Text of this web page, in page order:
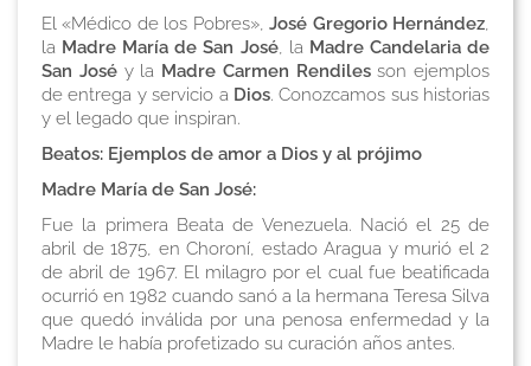
El «Médico de los Pobres»,José Gregorio Hernández,
la Madre María de San José, la Madre Candelaria de
San Joséy la Madre Carmen Rendilesson ejemplos
de entrega y servicio a Dios. Conozcamos sus historias
y el legado que inspiran.
Beatos: Ejemplos de amor a Dios y al prójimo
Madre María de San José:
Fue la primera Beata de Venezuela. Nació el 25 de
abril de 1875, en Choroní, estado Aragua y murió el 2
de abril de 1967. El milagro por el cual fue beatificada
ocurrió en 1982 cuando sanó a la hermana Teresa Silva
que quedó inválida por una penosa enfermedad y la
Madre le había profetizado su curación años antes.